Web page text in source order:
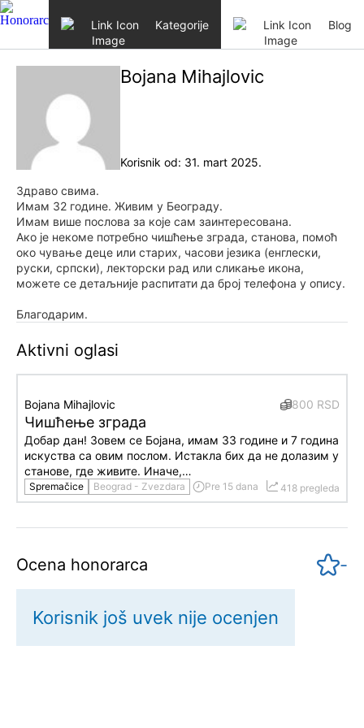
Skip to content
Kategorije
Blog
Bojana Mihajlovic
Korisnik od: 31. mart 2025.
Здраво свима.
Имам 32 године. Живим у Београду.
Имам више послова за које сам заинтересована.
Ако је некоме потребно чишћење зграда, станова, помоћ
око чување деце или старих, часови језика (енглески,
руски, српски), лекторски рад или сликање икона,
можете се детаљније распитати да број телефона у опису.
Благодарим.
Aktivni oglasi
Bojana Mihajlovic 800 RSD
Чишћење зграда
Добар дан! Зовем се Бојана, имам 33 године и 7 година
искуства са овим послом. Истакла бих да не долазим у
станове, где живите. Иначе,…
Spremačice Beograd - Zvezdara Pre 15 dana 418 pregleda
Ocena honorarca -
Korisnik još uvek nije ocenjen